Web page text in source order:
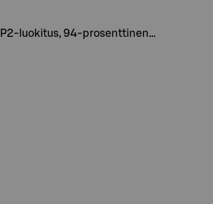
luokitus, 94-prosenttinen…